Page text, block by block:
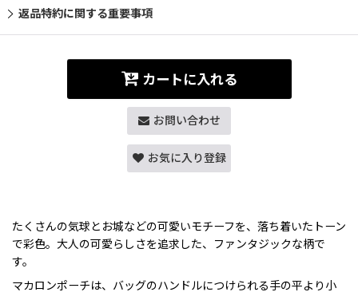
返品特約に関する重要事項
カートに入れる
お問い合わせ
お気に入り登録
たくさんの気球とお城などの可愛いモチーフを、落ち着いたトーン
で彩色。大人の可愛らしさを追求した、ファンタジックな柄で
す。
マカロンポーチは、バッグのハンドルにつけられる手の平より小